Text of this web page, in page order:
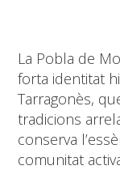
La Pobla de
forta identitat
Tarragonès,
tradicions
conserva
comunitat